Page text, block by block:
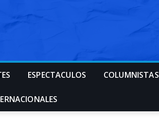
ESPECTACULOS COLUMNISTAS